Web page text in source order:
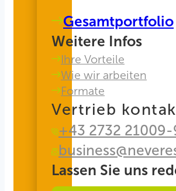
Gesamtportfolio
Weitere Infos
Ihre Vorteile
Wie wir arbeiten
Formate
Vertrieb
+43 2732
Lassen Sie uns